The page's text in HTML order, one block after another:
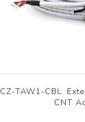
CZ-TAW1-CBL:
CNT